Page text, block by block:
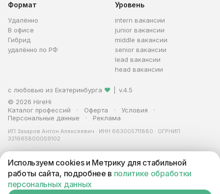
Откликнуться на hirehi
Формат
Удалённо
В офисе
Гибрид
удалённо по РФ
Уровень
intern вакансии
junior вакансии
middle вакансии
senior вакансии
lead вакансии
head вакансии
с любовью из Екатеринбурга ❤
v.4.5
© 2026 HireHi
Каталог профессий
Оферта
Условия
Персональные данные
Реклама
ИП Захаров Антон Алексеевич · ИНН 663005711880 · ОГРНИП
321665800059102
Используем cookies и Метрику для стабильной
работы сайта, подробнее в политике обработки
персональных данных